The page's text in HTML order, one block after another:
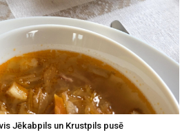
Jēkabpils un Krustpils pusē